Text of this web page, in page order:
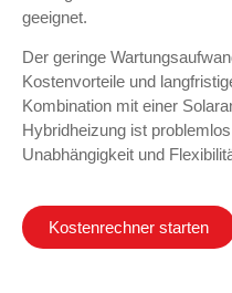
geeignet.
Der geringe
Kostenvorteile und
Kombination mit einer
Hybridheizung ist
Unabhängigkeit und
Kostenrechner starten